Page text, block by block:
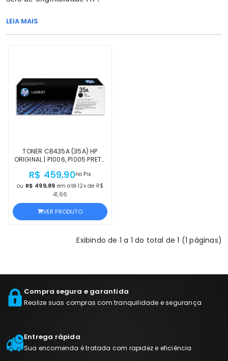
LEIA MAIS
TONER CB435A (35A) HP
ORIGINAL | P1006, P1005 PRETO
HP, COM NF, PROCEDÊNCIA E
GARANTIA DE 1 ANO
R$ 459,90no Pix
ou R$ 499,89 em até 12x de R$
41,66
VER PRODUTO
Exibindo de 1 a 1 do total de 1 (1 páginas)
Compra segura e garantida
Realize suas compras com tranquilidade e segurança
Entrega rápida
Sua encomenda é tratada com rapidez e eficiência